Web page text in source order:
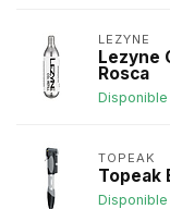
LEZYNE
Lezyne
Rosca
Disponible
TOPEAK
Topeak
Disponible